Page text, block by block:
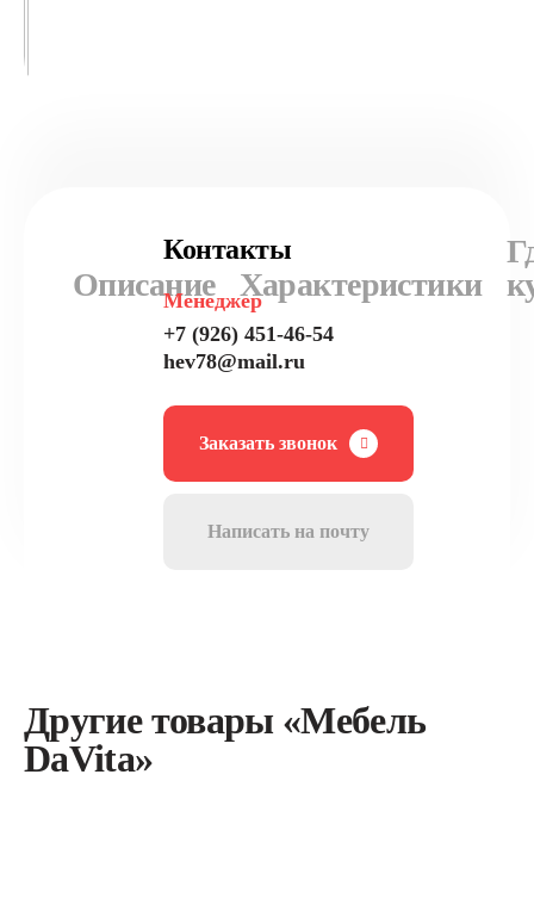
Описание Характеристики
Контакты
Менеджер
+7 (926) 451-46-54
hev78@mail.ru
Заказать звонок
Написать на почту
Другие товары «Мебель
DaVita»